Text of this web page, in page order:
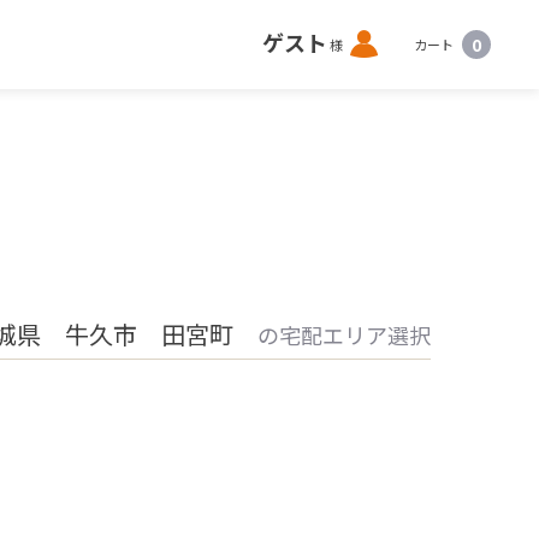
ゲスト 様 ロ
グ
カート 0
県 牛久市 田宮町 の宅配エリア選択